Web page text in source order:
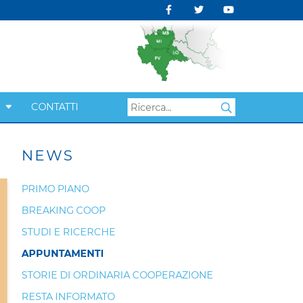
CONTATTI
NEWS
PRIMO PIANO
BREAKING COOP
STUDI E RICERCHE
APPUNTAMENTI
STORIE DI ORDINARIA COOPERAZIONE
RESTA INFORMATO